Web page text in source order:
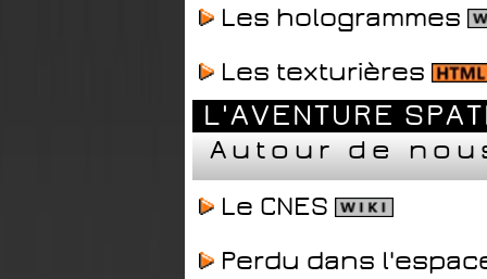
Les hologrammes
Les texturières
L'AVENTURE
Autour de
Le CNES
Perdu dans